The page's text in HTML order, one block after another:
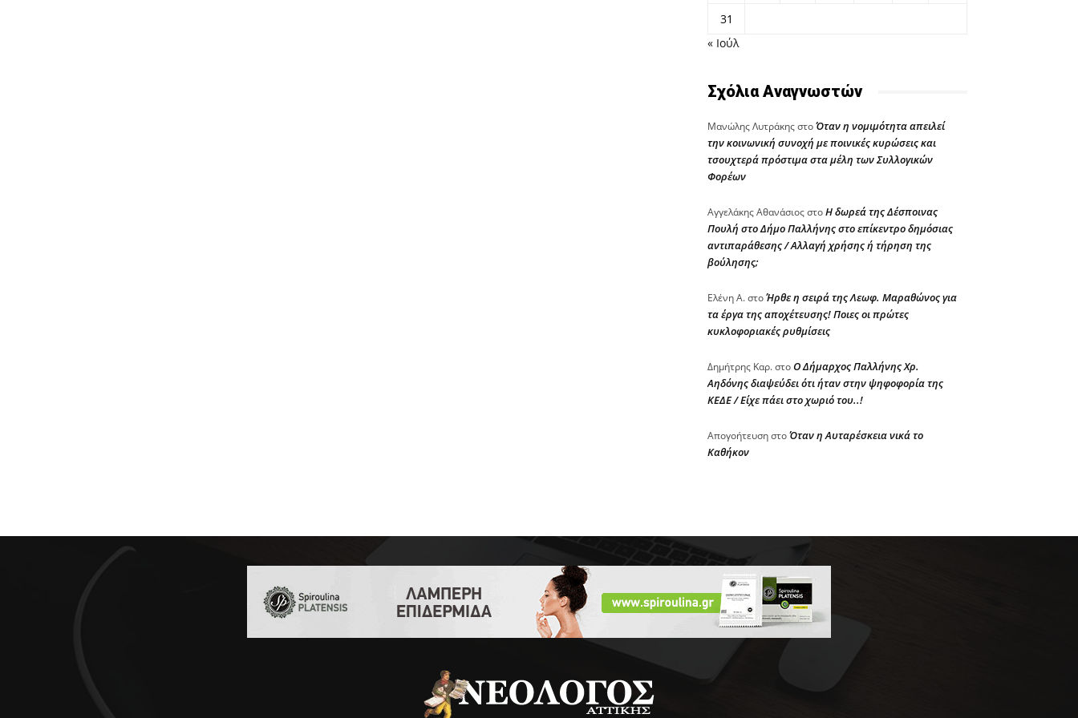
31
« Ιούλ
Σχόλια Αναγνωστών
Μανώλης ΛυτράκηςστοΌταν η νομιμότητα απειλεί
την κοινωνική συνοχή με ποινικές κυρώσεις και
τσουχτερά πρόστιμα στα μέλη των Συλλογικών
Φορέων
Αγγελάκης ΑθανάσιοςστοΗ δωρεά της Δέσποινας
Πουλή στο Δήμο Παλλήνης στο επίκεντρο δημόσιας
αντιπαράθεσης / Αλλαγή χρήσης ή τήρηση της
βούλησης;
Ελένη Α.στοΉρθε η σειρά της Λεωφ. Μαραθώνος για
τα έργα της αποχέτευσης! Ποιες οι πρώτες
κυκλοφοριακές ρυθμίσεις
Δημήτρης Καρ.στοΟ Δήμαρχος Παλλήνης Χρ.
Αηδόνης διαψεύδει ότι ήταν στην ψηφοφορία της
ΚΕΔΕ / Είχε πάει στο χωριό του..!
ΑπογοήτευσηστοΌταν η Αυταρέσκεια νικά το
Καθήκον